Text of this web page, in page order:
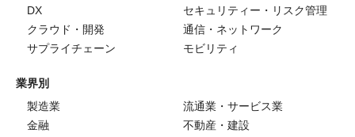
DX
セキュリティー・リスク管理
クラウド・開発
通信・ネットワーク
サプライチェーン
モビリティ
業界別
製造業
流通業・サービス業
金融
不動産・建設